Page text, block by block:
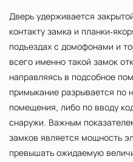
Дверь удерживается
контакту замка и планки-
подъездах с домофонами и
всего именно такой замок
направляясь в подсобное
примыкание разрывается по
помещения, либо по вводу
снаружи. Важным
замков является мощность
превышать ожидаемую